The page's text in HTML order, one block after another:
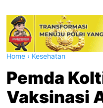
Home › Kesehatan
Pemda
Vaksinasi